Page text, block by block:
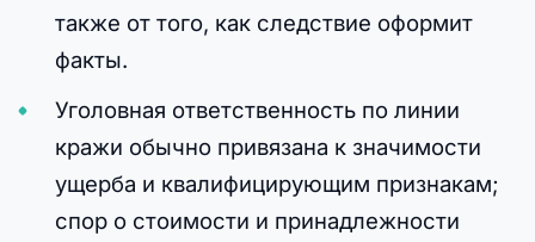
также от того, как следствие оформит
факты.
Уголовная ответственность по линии
кражи обычно привязана к значимости
ущерба и квалифицирующим признакам;
спор о стоимости и принадлежности